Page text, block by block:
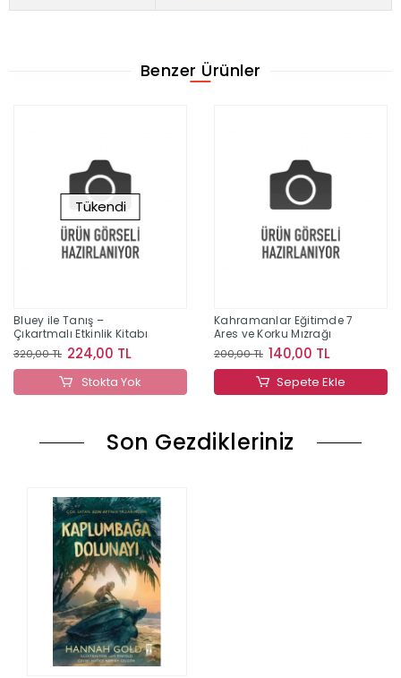
Benzer Ürünler
Tükendi
Bluey ile Tanış –
Çıkartmalı Etkinlik Kitabı
320,00 TL 224,00 TL
Stokta Yok
Kahramanlar Eğitimde 7
Ares ve Korku Mızrağı
200,00 TL 140,00 TL
Sepete Ekle
Son Gezdikleriniz